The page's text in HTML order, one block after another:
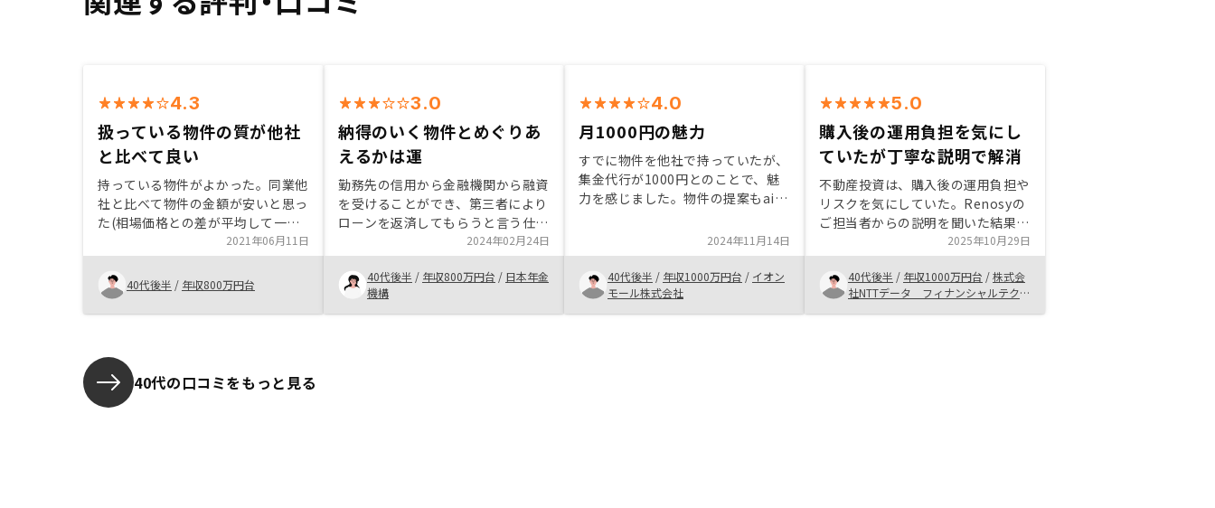
4.3
扱っている物件の質が他社
と比べて良い
持っている物件がよかった。同業他
社と比べて物件の金額が安いと思っ
た(相場価格との差が平均して一番
小さいと思った)。管理費用等の運
用コストが一番安いと思った。購入
後のコンサル(売却タイミングのコ
ンサル等)を密に行っていただける
とものすごく良い。
2021年06月11日
40代後半 / 年収800万円台
3.0
納得のいく物件とめぐりあ
えるかは運
勤務先の信用から金融機関から融資
を受けることができ、第三者により
ローンを返済してもらうと言う仕組
みが、新しい事業だと思いました。
不動産ローンであるため生命保険代
わりとなり、そこが老後や病気に向
け心丈夫になる点だと個人的には感
じました。六本木のビルは確かに立
2024年02月24日
40代後半 / 年収800万円台 / 日本年金
機構
4.0
月1000円の魅力
すでに物件を他社で持っていたが、
集金代行が1000円とのことで、魅
力を感じました。物件の提案もaiに
もありました。あとは入居率も他社
よりも高く安心でした。まだ始まっ
たばかりなので最終的な判断はある
程度時がたたないと出来ませんがリ
スクはありますが低いと判断し、購
2024年11月14日
40代後半 / 年収1000万円台 / イオン
モール株式会社
5.0
購入後の運用負担を気にし
ていたが丁寧な説明で解消
不動産投資は、購入後の運用負担や
リスクを気にしていた。Renosyの
ご担当者からの説明を聞いた結果、
アプリで状況を管理することがで
き、リスクを軽減するプランがある
ことがわかり、購入後の不安点を払
拭することができた。
2025年10月29日
40代後半 / 年収1000万円台 /株式会
社NTTデータ フィナンシャルテクノ
40代の口コミをもっと見る